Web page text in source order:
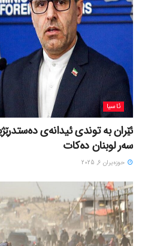
ئاسیا
ئێران بە توندی ئیدانەی
سەر لوبنان دەکات
حوزه‌یران 6, 2025